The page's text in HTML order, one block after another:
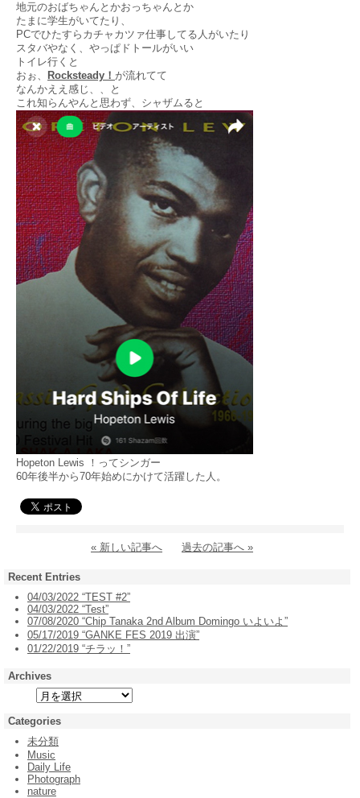
地元のおばちゃんとかおっちゃんとか
たまに学生がいてたり、
PCでひたすらカチャカツァ仕事してる人がいたり
スタバやなく、やっぱドトールがいい
トイレ行くと
おぉ、
Rocksteady！ が流れてて
なんかええ感じ、、と
これ知らんやんと思わず、シャザムると
Hopeton Lewis ！ってシンガー
60年後半から70年始めにかけて活躍した人。
« 新しい記事へ 過去の記事へ »
Recent Entries
04/03/2022 “TEST #2”
04/03/2022 “Test”
07/08/2020 “Chip Tanaka 2nd Album Domingo いよいよ”
05/17/2019 “GANKE FES 2019 出演”
01/22/2019 “チラッ！”
Archives
Categories
未分類
Music
Daily Life
Photograph
nature